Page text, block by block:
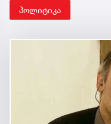
პოლიტიკა